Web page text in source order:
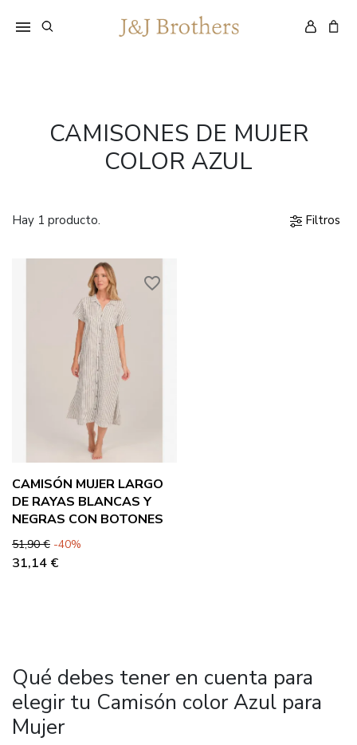
CAMISONES DE MUJER
COLOR AZUL
Hay 1 producto. Filtros
CAMISÓN MUJER LARGO
DE RAYAS BLANCAS Y
NEGRAS CON BOTONES
Precio base
51,90 € Precio
-40%
31,14 €
favorite_border
Qué debes tener en cuenta para
elegir tu Camisón color Azul para
Mujer